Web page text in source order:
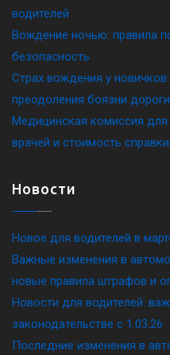
водителей
Вождение ночью: правила
безопасность
Страх вождения у
преодоления боязни дороги
Медицинская комиссия
врачей и стоимость
Новости
Новое для водителей в
Важные изменения в
новые правила штрафов и
Новости для водителей:
законодательстве c 1.03.26
Последние изменения в